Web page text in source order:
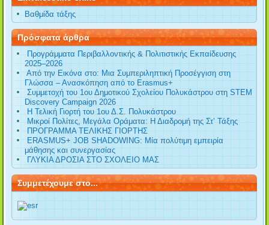
Βαθμίδα τάξης
Πρόσφατα άρθρα
Προγράμματα Περιβαλλοντικής & Πολιτιστικής Εκπαίδευσης
2025–2026
Από την Εικόνα στο: Μια Συμπεριληπτική Προσέγγιση στη
Γλώσσα – Ανασκόπηση από το Erasmus+
Συμμετοχή του 1ου Δημοτικού Σχολείου Πολυκάστρου στη STEM
Discovery Campaign 2026
Η Τελική Γιορτή του 1ου Δ.Σ. Πολυκάστρου
Μικροί Πολίτες, Μεγάλα Οράματα: Η Διαδρομή της Στ’ Τάξης
ΠΡΟΓΡΑΜΜΑ ΤΕΛΙΚΗΣ ΓΙΟΡΤΗΣ
ERASMUS+ JOB SHADOWING: Μία πολύτιμη εμπειρία
μάθησης και συνεργασίας
ΓΛΥΚΙΑ ΔΡΟΣΙΑ ΣΤΟ ΣΧΟΛΕΙΟ ΜΑΣ
Συμμετέχουμε στο...